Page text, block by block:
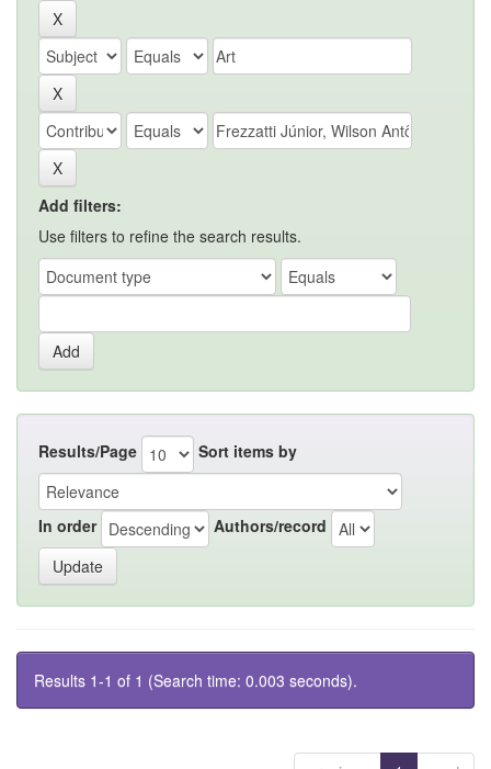
Add filters:
Use filters to refine the search results.
Results/Page Sort items by
In order Authors/record
Results 1-1 of 1 (Search time: 0.003 seconds).